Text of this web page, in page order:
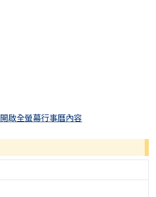
開啟全螢幕行事曆內容